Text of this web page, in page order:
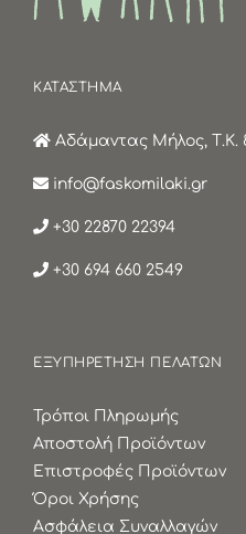
ΚΑΤΑΣΤΗΜΑ
Αδάμαντας Μήλος, Τ.Κ.
info@faskomilaki.gr
+30 22870 22394
+30 694 660 2549
ΕΞΥΠΗΡΕΤΗΣΗ ΠΕΛΑΤΩΝ
Τρόποι Πληρωμής
Αποστολή Προϊόντων
Επιστροφές Προϊόντων
Όροι Χρήσης
Ασφάλεια Συναλλαγών